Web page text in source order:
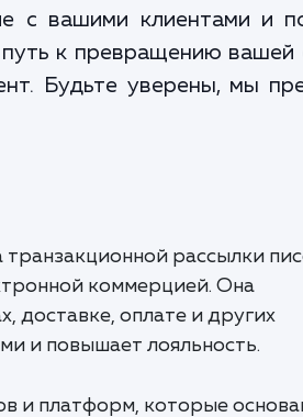
с вашими клиентами и
к превращению
Будьте уверены, мы
транзакционной рассылки
коммерцией. Она
доставке, оплате и других
и повышает лояльность.
и платформ, которые